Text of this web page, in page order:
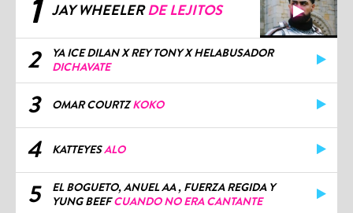
JAY WHEELERDE LEJITOS
2
YA ICE DILAN X REY TONY X HELABUSADOR
DICHAVATE
3 OMAR COURTZKOKO
4 KATTEYESALO
5
EL BOGUETO, ANUEL AA , FUERZA REGIDA Y
YUNG BEEFCUANDO NO ERA CANTANTE